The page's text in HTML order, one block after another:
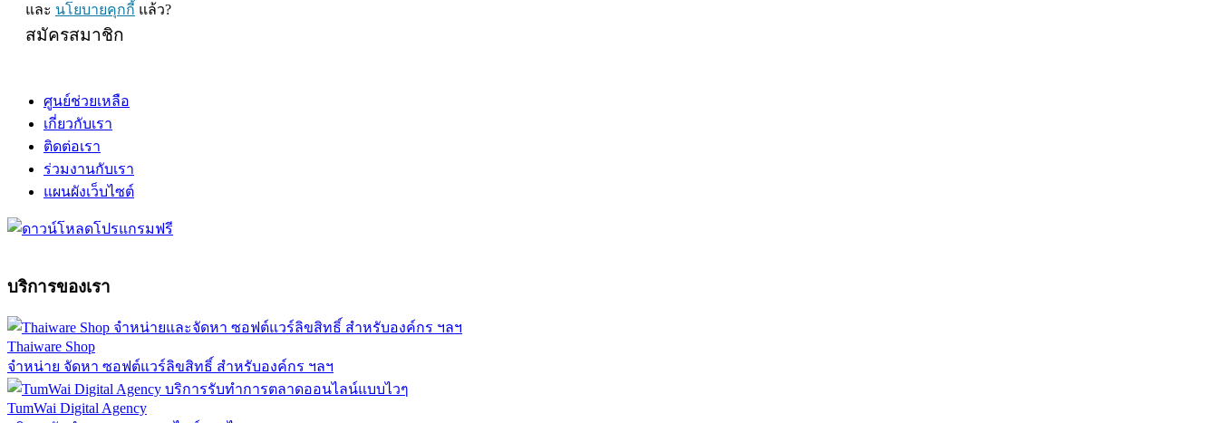
และ นโยบายคุกกี้ แล้ว?
สมัครสมาชิก
ศูนย์ช่วยเหลือ
เกี่ยวกับเรา
ติดต่อเรา
ร่วมงานกับเรา
แผนผังเว็บไซต์
บริการของเรา
Thaiware Shop
จำหน่าย จัดหา ซอฟต์แวร์ลิขสิทธิ์ สำหรับองค์กร ฯลฯ
TumWai Digital Agency